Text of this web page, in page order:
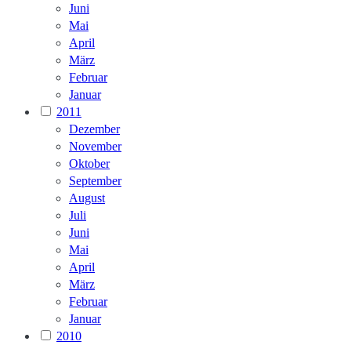
Juni
Mai
April
März
Februar
Januar
2011
Dezember
November
Oktober
September
August
Juli
Juni
Mai
April
März
Februar
Januar
2010